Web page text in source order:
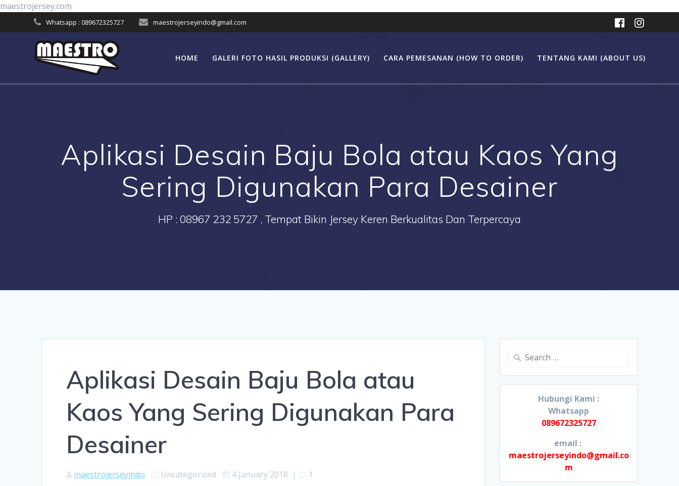
maestrojersey.com
content
Whatsapp : 089672325727 maestrojerseyindo@gmail.com
HOME GALERI FOTO HASIL PRODUKSI (GALLERY) CARA PEMESANAN (HOW TO ORDER) TENTANG KAMI (ABOUT US)
Aplikasi Desain Baju Bola atau Kaos Yang
Sering Digunakan Para Desainer
HP : 08967 232 5727 , Tempat Bikin Jersey Keren Berkualitas Dan Terpercaya
Aplikasi Desain Baju Bola atau
Kaos Yang Sering Digunakan Para
Desainer
maestrojerseyindo Uncategorized 4 January 2018 | 1
Search
Hubungi Kami :
Whatsapp
089672325727
email :
maestrojerseyindo@gmail.co
m